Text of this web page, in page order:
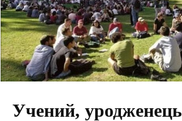
Учений, уродженець